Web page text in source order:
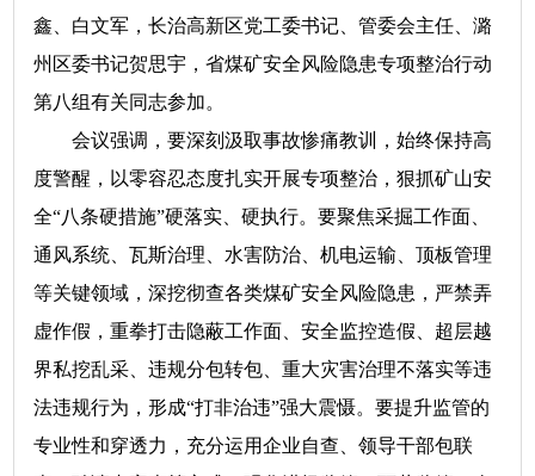
鑫、白文军，长治高新区党工委书记、管委会主任、潞
州区委书记贺思宇，省煤矿安全风险隐患专项整治行动
第八组有关同志参加。
会议强调，要深刻汲取事故惨痛教训，始终保持高
度警醒，以零容忍态度扎实开展专项整治，狠抓矿山安
全“八条硬措施”硬落实、硬执行。要聚焦采掘工作面、
通风系统、瓦斯治理、水害防治、机电运输、顶板管理
等关键领域，深挖彻查各类煤矿安全风险隐患，严禁弄
虚作假，重拳打击隐蔽工作面、安全监控造假、超层越
界私挖乱采、违规分包转包、重大灾害治理不落实等违
法违规行为，形成“打非治违”强大震慑。要提升监管的
专业性和穿透力，充分运用企业自查、领导干部包联